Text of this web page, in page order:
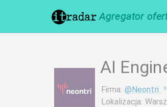
Agregator
AI
Firma: @Neontri
Lokalizacja: